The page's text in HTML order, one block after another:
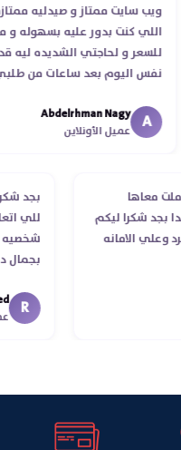
ويب سايت ممتاز و صيدليه ممتازه
اللي كنت بدور عليه بسهوله و من
للسعر و لحاجتي الشديده ليه قدر
نفس اليوم بعد ساعات من طلبي و
انتهاء موعد عمله ..فضل يتابع معايا
استلمت ..شكرا جزيلا ليكم
Abdelrhman Nagy
عميل الأونلاين
معاها
جدا بجد شكرا ليكم
وعلي الامانه